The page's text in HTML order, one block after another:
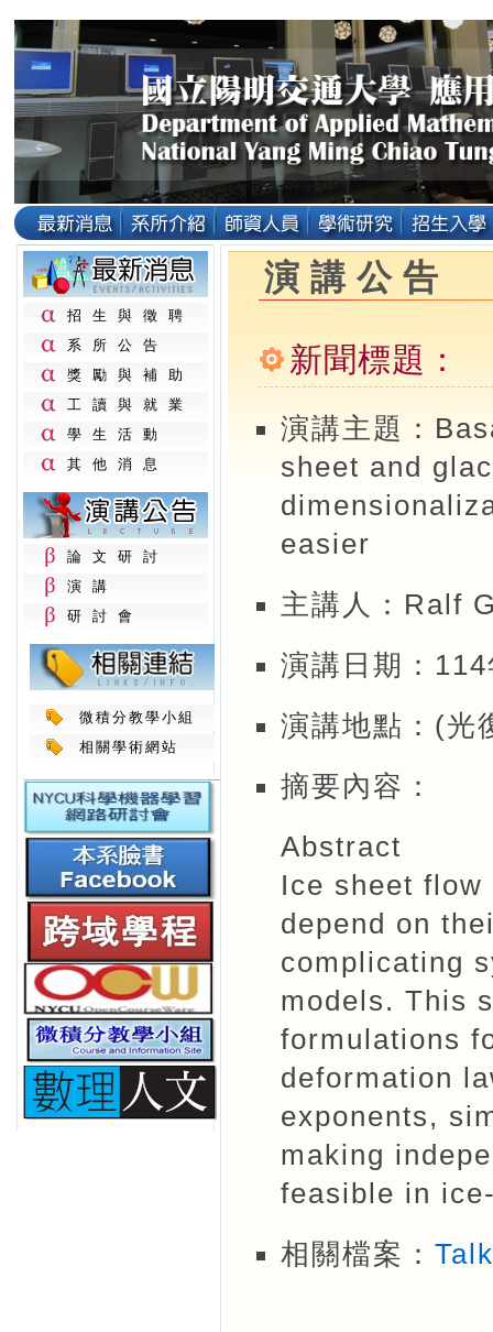
招生與徵聘
系所公告
獎勵與補助
工讀與就業
學生活動
其他消息
論文研討
演講
研討會
微積分教學小組
相關學術網站
演講公告
新聞標題：
演講主題：
sheet and
easier
主講人：Ralf
演講日期：
演講地點：(光
摘要內容：
Abstract
Ice sheet
depend on
complicating
models. This
formulations
deformation
exponents,
making
feasible in
相關檔案：